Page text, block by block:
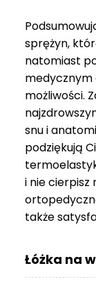
sprężyn,
natomiast
medycznym
możliwości.
snu i
podziękują
i nie cierpisz
także
Łóżka na